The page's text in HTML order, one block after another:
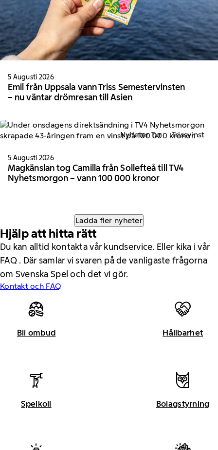
5 Augusti 2026
Emil från Uppsala vann Triss Semestervinsten
– nu väntar drömresan till Asien
Nyheter Tur Trissvinst
5 Augusti 2026
Magkänslan tog Camilla från Sollefteå till TV4
Nyhetsmorgon – vann 100 000 kronor
Ladda fler nyheter
Hjälp att hitta rätt
Du kan alltid kontakta vår kundservice. Eller kika i vår
FAQ . Där samlar vi svaren på de vanligaste frågorna
om Svenska Spel och det vi gör.
Kontakt och FAQ
Bli ombud Hållbarhet
Spelkoll Bolagstyrning